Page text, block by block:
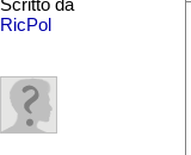
Scritto da
RicPol